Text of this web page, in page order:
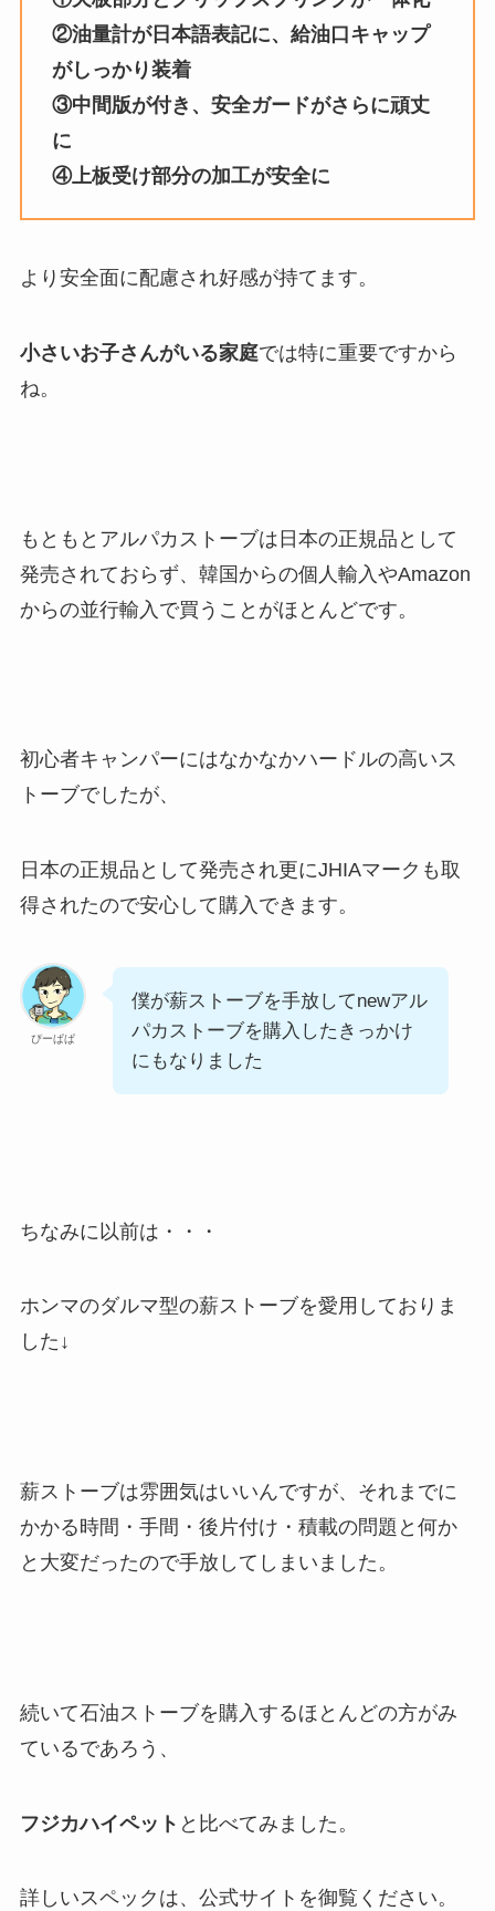
②油量計が日本語表記に、給油口キャップ
がしっかり装着
③中間版が付き、安全ガードがさらに頑丈
に
④上板受け部分の加工が安全に
より安全面に配慮され好感が持てます。
小さいお子さんがいる家庭では特に重要ですから
ね。
もともとアルパカストーブは日本の正規品として
発売されておらず、韓国からの個人輸入やAmazon
からの並行輸入で買うことがほとんどです。
初心者キャンパーにはなかなかハードルの高いス
トーブでしたが、
日本の正規品として発売され更にJHIAマークも取
得されたので安心して購入できます。
ぴーぱぱ
僕が薪ストーブを手放してnewアル
パカストーブを購入したきっかけ
にもなりました
ちなみに以前は・・・
ホンマのダルマ型の薪ストーブを愛用しておりま
した↓
薪ストーブは雰囲気はいいんですが、それまでに
かかる時間・手間・後片付け・積載の問題と何か
と大変だったので手放してしまいました。
続いて石油ストーブを購入するほとんどの方がみ
ているであろう、
フジカハイペット と比べてみました。
詳しいスペックは、公式サイトを御覧ください。